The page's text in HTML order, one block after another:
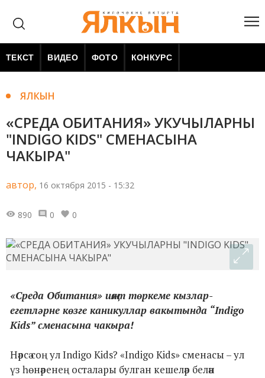
ТЕКСТ ВИДЕО ФОТО КОНКУРС
ЯЛКЫН
«СРЕДА ОБИТАНИЯ» УКУЧЫЛАРНЫ
"INDIGO KIDS" СМЕНАСЫНА
ЧАКЫРА"
автор, 16 октября 2015 - 15:32
890 0 0
«Среда Обитания» иҗат төркеме кызлар-
егетләрне көзге каникуллар вакытында “Indigo
Kids” сменасына чакыра!
Нәрсә соң ул Indigo Kids? «Indigo Kids» сменасы – ул
үз һөнәренең осталары булган кешеләр белән